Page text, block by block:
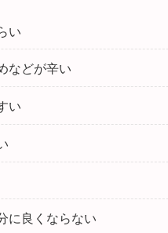
い
などが辛い
い
に良くならない